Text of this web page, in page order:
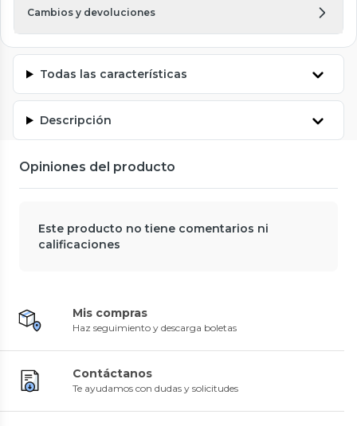
Cambios y devoluciones
Todas las características
Descripción
Opiniones del producto
Este producto no tiene comentarios ni
calificaciones
Mis compras
Haz seguimiento y descarga boletas
Contáctanos
Te ayudamos con dudas y solicitudes